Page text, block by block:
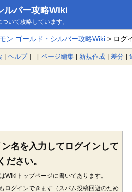
ルバー攻略Wiki
いて攻略しています。
ン ゴールド・シルバー攻略Wiki> ログ
| ヘルプ] [ ページ編集 | 新規作成 | 差分 |
名を入力してログインして
ください。
Wikiトップページに書いてあります。
ログインできます（スパム投稿回避のため